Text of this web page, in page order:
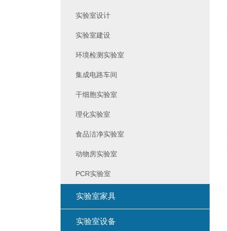
实验室设计
实验室建设
环境检测实验室
集成电路车间
干细胞实验室
理化实验室
食品洁净实验室
动物房实验室
PCR实验室
实验室家具
实验室设备